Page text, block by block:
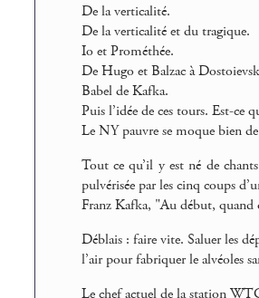
De la verticalité.
De la verticalité et du tragique.
Io et Prométhée.
De Hugo et Balzac à
Babel de Kafka.
Puis l’idée de ces tours. Est-ce
Le NY pauvre se moque bien
Tout ce qu’il y est né de
pulvérisée par les cinq coups
Franz Kafka, "Au début,
Déblais : faire vite. Saluer les
l’air pour fabriquer le alvéoles
Le chef actuel de la station